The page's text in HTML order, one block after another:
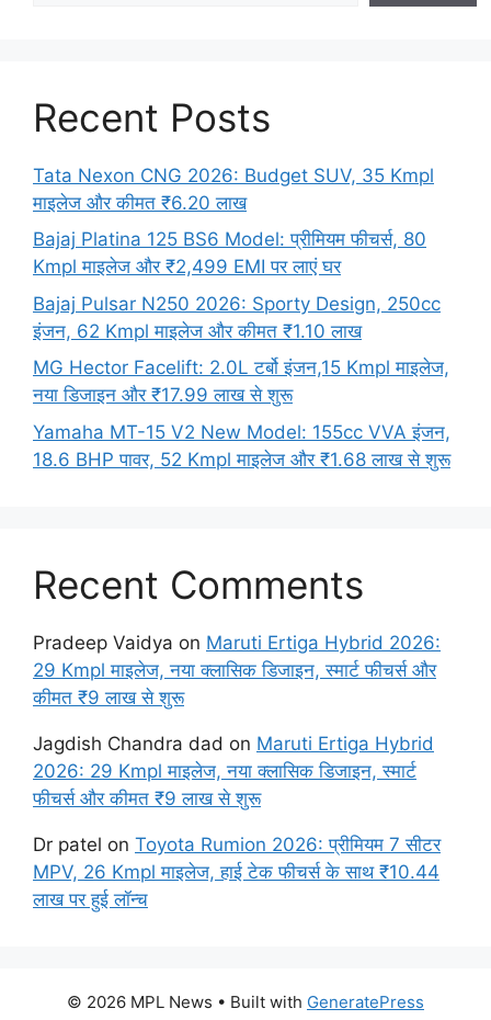
Recent Posts
Tata Nexon CNG 2026: Budget SUV, 35 Kmpl
माइलेज और कीमत ₹6.20 लाख
Bajaj Platina 125 BS6 Model: प्रीमियम फीचर्स, 80
Kmpl माइलेज और ₹2,499 EMI पर लाएं घर
Bajaj Pulsar N250 2026: Sporty Design, 250cc
इंजन, 62 Kmpl माइलेज और कीमत ₹1.10 लाख
MG Hector Facelift: 2.0L टर्बो इंजन,15 Kmpl माइलेज,
नया डिजाइन और ₹17.99 लाख से शुरू
Yamaha MT-15 V2 New Model: 155cc VVA इंजन,
18.6 BHP पावर, 52 Kmpl माइलेज और ₹1.68 लाख से शुरू
Recent Comments
Pradeep Vaidya on Maruti Ertiga Hybrid 2026:
29 Kmpl माइलेज, नया क्लासिक डिजाइन, स्मार्ट फीचर्स और
कीमत ₹9 लाख से शुरू
Jagdish Chandra dad on Maruti Ertiga Hybrid
2026: 29 Kmpl माइलेज, नया क्लासिक डिजाइन, स्मार्ट
फीचर्स और कीमत ₹9 लाख से शुरू
Dr patel on Toyota Rumion 2026: प्रीमियम 7 सीटर
MPV, 26 Kmpl माइलेज, हाई टेक फीचर्स के साथ ₹10.44
लाख पर हुई लॉन्च
© 2026 MPL News • Built with GeneratePress